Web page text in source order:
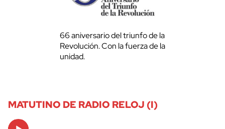
66 aniversario del triunfo de la
Revolución. Con la fuerza de la
unidad.
MATUTINO DE RADIO RELOJ (I)
Audio